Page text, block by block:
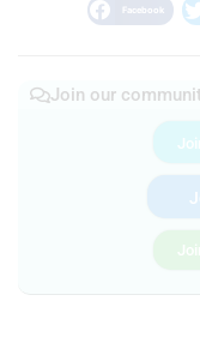
Facebook
Join our